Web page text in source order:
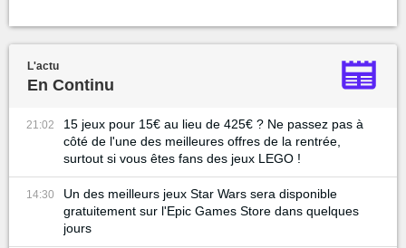
L'actu
En Continu
21:02
15 jeux pour 15€ au lieu de 425€ ? Ne passez pas à
côté de l'une des meilleures offres de la rentrée,
surtout si vous êtes fans des jeux LEGO !
14:30
Un des meilleurs jeux Star Wars sera disponible
gratuitement sur l'Epic Games Store dans quelques
jours